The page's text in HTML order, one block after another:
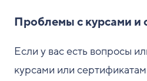
Проблемы с курсами и
Если у вас есть вопросы
курсами или